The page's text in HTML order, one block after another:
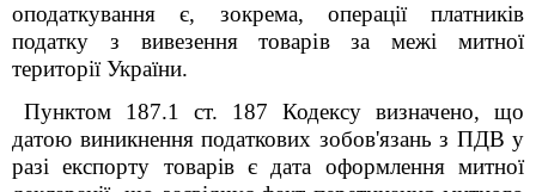
оподаткування є, зокрема, операції платників
податку з вивезення товарів за межі митної
території України.
Пунктом 187.1 ст. 187 Кодексу визначено, що
датою виникнення податкових зобов'язань з ПДВ у
разі експорту товарів є дата оформлення митної